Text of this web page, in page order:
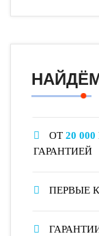
ОТ 20 000
ГАРАНТИЕЙ
ПЕРВЫЕ